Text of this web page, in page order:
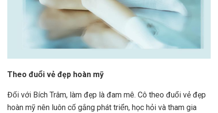
Theo đuổi vẻ đẹp hoàn mỹ
Đối với Bích Trâm, làm đẹp là đam mê. Cô theo đuổi vẻ đẹp
hoàn mỹ nên luôn cố gắng phát triển, học hỏi và tham gia